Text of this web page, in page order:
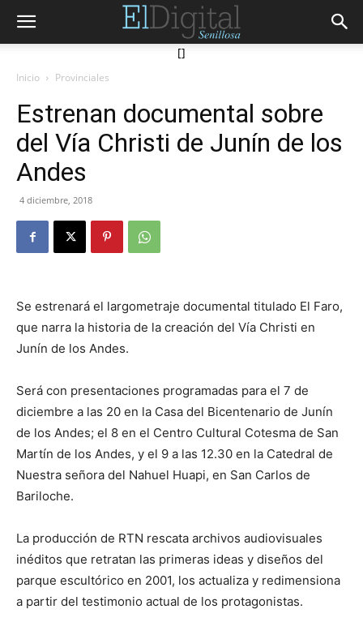
[]
Inicio Provinciales
Estrenan documental sobre
del Vía Christi de Junín de los
Andes
4 diciembre, 2018
Se estrenará el largometraje documental titulado El Faro,
que narra la historia de la creación del Vía Christi en
Junín de los Andes.
Será con presentaciones programadas para el 7 de
diciembre a las 20 en la Casa del Bicentenario de Junín
de los Andes; el 8 en el Centro Cultural Cotesma de San
Martín de los Andes, y el 9 a las 12.30 en la Catedral de
Nuestra señora del Nahuel Huapi, en San Carlos de
Bariloche.
La producción de RTN rescata archivos audiovisuales
inéditos que retratan las primeras ideas y diseños del
parque escultórico en 2001, los actualiza y redimensiona
a partir del testimonio actual de los protagonistas.